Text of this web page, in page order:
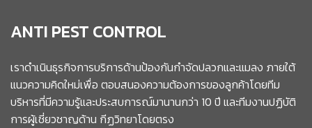
ANTI PEST CONTROL
เราดำเนินธุรกิจการบริการด้านป้องกันกำจัดปลวกและแมลง ภายใต้
แนวความคิดใหม่เพื่อ ตอบสนองความต้องการของลูกค้าโดยทีม
บริหารที่มีความรู้และประสบการณ์มานานกว่า 10 ปี และทีมงานปฏิบัติ
การผู้เชี่ยวชาญด้าน กีฏวิทยาโดยตรง